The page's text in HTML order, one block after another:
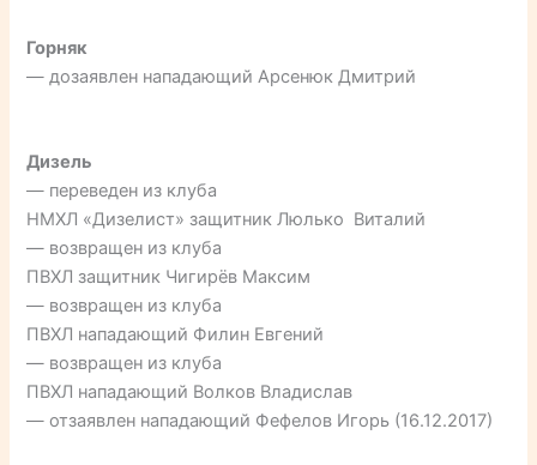
Горняк
— дозаявлен нападающий Арсенюк Дмитрий
Дизель
— переведен из клуба
НМХЛ «Дизелист» защитник Люлько Виталий
— возвращен из клуба
ПВХЛ защитник Чигирёв Максим
— возвращен из клуба
ПВХЛ нападающий Филин Евгений
— возвращен из клуба
ПВХЛ нападающий Волков Владислав
— отзаявлен нападающий Фефелов Игорь (16.12.2017)